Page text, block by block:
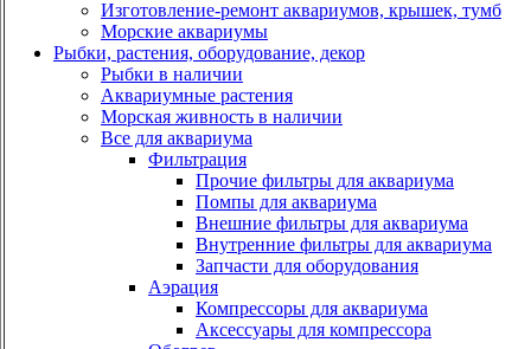
Изготовление-ремонт аквариумов, крышек, тумб
Морские аквариумы
Рыбки, растения, оборудование, декор
Рыбки в наличии
Аквариумные растения
Морская живность в наличии
Все для аквариума
Фильтрация
Прочие фильтры для аквариума
Помпы для аквариума
Внешние фильтры для аквариума
Внутренние фильтры для аквариума
Запчасти для оборудования
Аэрация
Компрессоры для аквариума
Аксессуары для компрессора